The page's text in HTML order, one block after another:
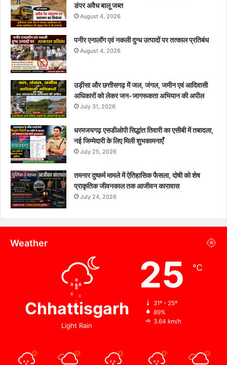
डंपर अवैध बालू जब्त
August 4, 2026
पनीर एनालॉग एवं नकली दुग्ध उत्पादों पर तत्काल प्रतिबंध
August 4, 2026
उड़ीसा और छत्तीसगढ़ में जल, जंगल, जमीन एवं आदिवासी
अधिकारों को लेकर जन-जागरूकता अभियान की अपील
July 31, 2026
धरमजयगढ़ एसडीओपी सिद्धांत तिवारी का एसीबी में तबादला,
नई जिम्मेदारी के लिए मिली शुभकामनाएँ
July 25, 2026
तमनार दुष्कर्म मामले में ऐतिहासिक फैसला, दोषी को शेष
प्राकृतिक जीवनकाल तक आजीवन कारावास
July 24, 2026
Weather
Chhattisgarh
Light Rain
25 ℃
31º - 25º
89%
3.64 km/h